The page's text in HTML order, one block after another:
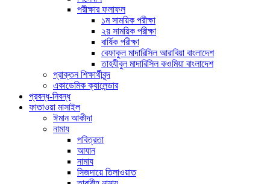
পরীক্ষার ফলাফল
১ম সাময়িক পরীক্ষা
২য় সাময়িক পরীক্ষা
বার্ষিক পরীক্ষা
বেফাকুল মাদারিসিল আরাবিয়া বাংলাদেশ
তাহযীবুল মাদারিসিল কওমিয়া বাংলাদেশ
প্রাক্তন শিক্ষার্থীবৃন্দ
একাডেমিক ক্যালেন্ডার
প্রবন্ধ-নিবন্ধ
ফাতাওয়া মাসাইল
ঈমান আকীদা
নামায
পবিত্রতা
আযান
নামায
সিজদায়ে তিলাওয়াত